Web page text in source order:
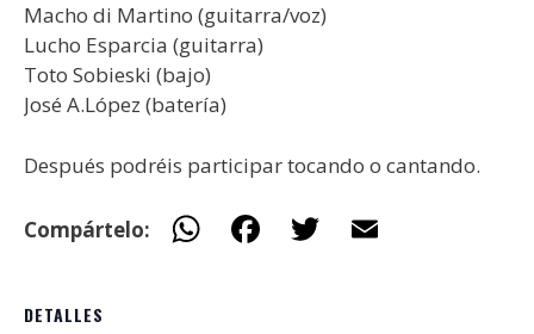
Macho di Martino (guitarra/voz)
Lucho Esparcia (guitarra)
Toto Sobieski (bajo)
José A.López (batería)
Después podréis participar tocando o cantando.
Compártelo: W
DETALLES